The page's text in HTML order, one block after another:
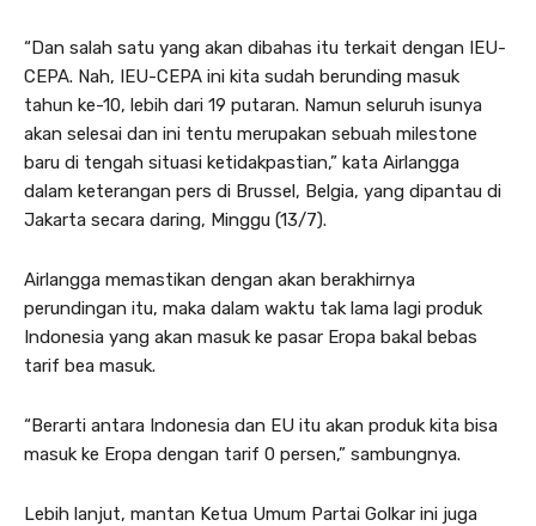
“Dan salah satu yang akan dibahas itu terkait dengan IEU-
CEPA. Nah, IEU-CEPA ini kita sudah berunding masuk
tahun ke-10, lebih dari 19 putaran. Namun seluruh isunya
akan selesai dan ini tentu merupakan sebuah milestone
baru di tengah situasi ketidakpastian,” kata Airlangga
dalam keterangan pers di Brussel, Belgia, yang dipantau di
Jakarta secara daring, Minggu (13/7).
Airlangga memastikan dengan akan berakhirnya
perundingan itu, maka dalam waktu tak lama lagi produk
Indonesia yang akan masuk ke pasar Eropa bakal bebas
tarif bea masuk.
“Berarti antara Indonesia dan EU itu akan produk kita bisa
masuk ke Eropa dengan tarif 0 persen,” sambungnya.
Lebih lanjut, mantan Ketua Umum Partai Golkar ini juga